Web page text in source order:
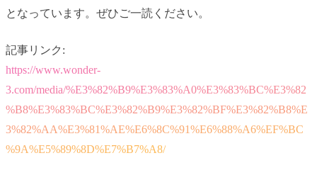
となっています。ぜひご一読ください。
記事リンク:
https://www.wonder-
3.com/media/%E3%82%B9%E3%83%A0%E3%83%BC%E3%82
%B8%E3%83%BC%E3%82%B9%E3%82%BF%E3%82%B8%E
3%82%AA%E3%81%AE%E6%8C%91%E6%88%A6%EF%BC
%9A%E5%89%8D%E7%B7%A8/